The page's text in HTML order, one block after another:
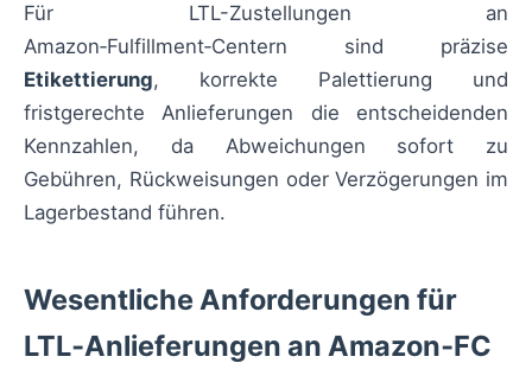
Für LTL-Zustellungen an
Amazon‑Fulfillment‑Centern sind präzise
Etikettierung, korrekte Palettierung und
fristgerechte Anlieferungen die entscheidenden
Kennzahlen, da Abweichungen sofort zu
Gebühren, Rückweisungen oder Verzögerungen im
Lagerbestand führen.
Wesentliche Anforderungen für
LTL‑Anlieferungen an Amazon‑FC